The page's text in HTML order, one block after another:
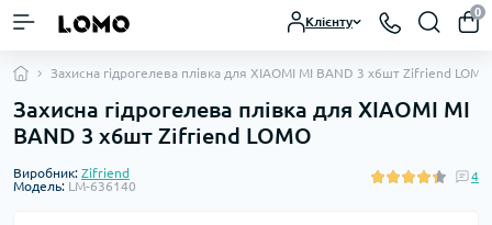
Клієнту
0
Захисна гідрогелева плівка для XIAOMI MI BAND 3 х6шт Zifriend LOMO
Захисна гідрогелева плівка для XIAOMI MI
BAND 3 х6шт Zifriend LOMO
Виробник: Zifriend
Модель: LM-636140
4